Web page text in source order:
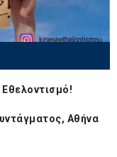
Εθελοντισμό!
Αθήνα